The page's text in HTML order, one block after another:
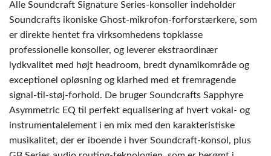
Alle Soundcraft Signature Series-konsoller indeholder
Soundcrafts ikoniske Ghost-mikrofon-forforstærkere, som
er direkte hentet fra virksomhedens topklasse
professionelle konsoller, og leverer ekstraordinær
lydkvalitet med højt headroom, bredt dynamikområde og
exceptionel opløsning og klarhed med et fremragende
signal-til-støj-forhold. De bruger Soundcrafts Sapphyre
Asymmetric EQ til perfekt equalisering af hvert vokal- og
instrumentalelement i en mix med den karakteristiske
musikalitet, der er iboende i hver Soundcraft-konsol, plus